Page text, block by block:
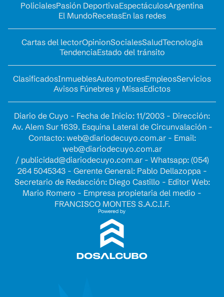
PolicialesPasión DeportivaEspectáculosArgentina
El MundoRecetasEn las redes
Cartas del lectorOpinionSocialesSaludTecnología
TendenciaEstado del tránsito
ClasificadosInmueblesAutomotoresEmpleosServicios
Avisos Fúnebres y MisasEdictos
Diario de Cuyo - Fecha de Inicio: 11/2003 - Dirección:
Av. Alem Sur 1639. Esquina Lateral de Circunvalación -
Contacto: web@diariodecuyo.com.ar- Email:
web@diariodecuyo.com.ar
/ publicidad@diariodecuyo.com.ar- Whatsapp: (054)
264 5045343 - Gerente General: Pablo Dellazoppa -
Secretario de Redacción: Diego Castillo - Editor Web:
Mario Romero - Empresa propietaria del medio -
FRANCISCO MONTES S.A.C.I.F.